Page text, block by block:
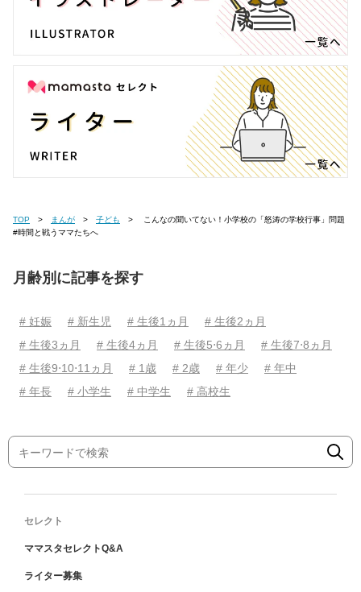
TOP まんが 子ども
#時間と戦うママたちへ
月齢別に記事を探す
# 妊娠 # 新生児 # 生後1ヵ月
# 生後2ヵ月
# 生後3ヵ月
# 生後4ヵ月 # 生後5⋅6ヵ月
# 生後7⋅8ヵ月
# 生後9⋅10⋅11ヵ月
# 1歳 # 2歳 # 年少
# 年中
# 年長
# 小学生 # 中学生 # 高校生
セレクト
ママスタセレクトQ&A
ライター募集